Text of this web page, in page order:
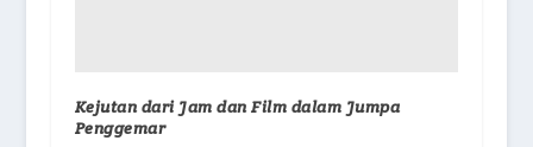
Kejutan dari Jam dan Film dalam Jumpa
Penggemar